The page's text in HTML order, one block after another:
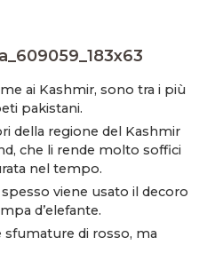
ai Kashmir, sono tra i più
pakistani.
della regione del Kashmir
che li rende molto soffici
nel tempo.
viene usato il decoro
d’elefante.
sfumature di rosso, ma